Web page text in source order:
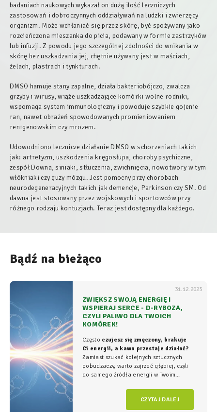
badaniach naukowych wykazał on dużą ilość leczniczych
zastosowań i dobroczynnych oddziaływań na ludzki i zwierzęcy
organizm. Może wchłaniać się przez skórę, być spożywany jako
rozcieńczona mieszanka do picia, podawany w formie zastrzyków
lub infuzji. Z powodu jego szczególnej zdolności do wnikania w
skórę bez uszkadzania jej, chętnie używany jest w maściach,
żelach, plastrach i tynkturach.
DMSO hamuje stany zapalne, działa bakteriobójczo, zwalcza
grzyby i wirusy, wiąże uszkadzające komórki wolne rodniki,
wspomaga system immunologiczny i powoduje szybkie gojenie
ran, nawet obrażeń spowodowanych promieniowaniem
rentgenowskim czy mrozem.
Udowodniono lecznicze działanie DMSO w schorzeniach takich
jak: artretyzm, uszkodzenia kręgosłupa, choroby psychiczne,
zespół Downa, siniaki, stłuczenia, zwichnięcia, nowotwory w tym
włókniaki czy guzy mózgu. Jest pomocny przy chorobach
neurodegeneracyjnych takich jak demencje, Parkinson czy SM. Od
dawna jest stosowany przez wojskowych i sportowców przy
różnego rodzaju kontuzjach. Teraz jest dostępny dla każdego.
Bądź na bieżąco
31.12.2025
ZWIĘKSZ SWOJĄ ENERGIĘ I
WSPIERAJ SERCE - D-RYBOZA,
CZYLI PALIWO DLA TWOICH
KOMÓREK!
Często czujesz się zmęczony, brakuje
Ci energii, a kawa przestaje działać?
Zamiast szukać kolejnych sztucznych
pobudzaczy, warto zajrzeć głębiej, czyli
do samego źródła energii w Twoim
komórkowym rozgrywa się cała
CZYTAJ DALEJ